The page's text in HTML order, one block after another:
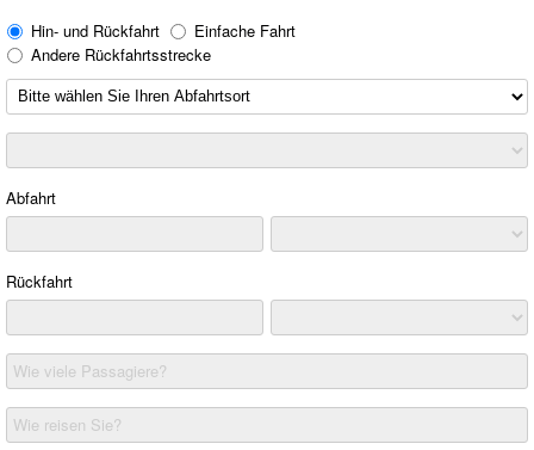
Hin- und Rückfahrt
Einfache Fahrt
Andere Rückfahrtsstrecke
Abfahrt
Rückfahrt
Wie viele Passagiere?
Wie reisen Sie?